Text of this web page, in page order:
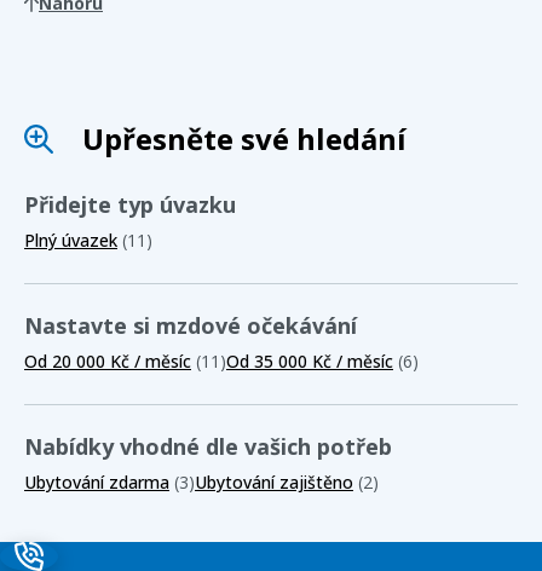
Upřesněte své hledání
Přidejte typ úvazku
Plný úvazek (11)
Nastavte si mzdové očekávání
Od 20 000 Kč / měsíc (11)Od 35 000 Kč / měsíc (6)
Nabídky vhodné dle vašich potřeb
Ubytování zdarma (3)Ubytování zajištěno (2)